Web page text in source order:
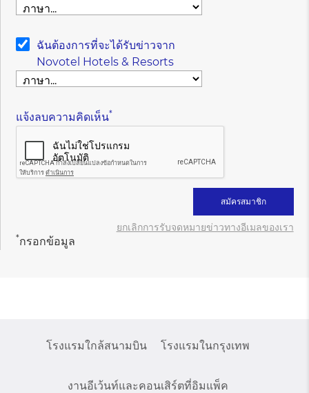
ฉันต้องการที่จะได้รับข่าวจาก
Novotel Hotels & Resorts
แจ้งลบความคิดเห็น*
ยกเลิกการรับจดหมายข่าวทางอีเมลของเรา
*กรอกข้อมูล
โรงแรมใกล้สนามบิน โรงแรมในกรุงเทพ
งานอีเว้นท์และคอนเสิร์ตที่อิมแพ็ค